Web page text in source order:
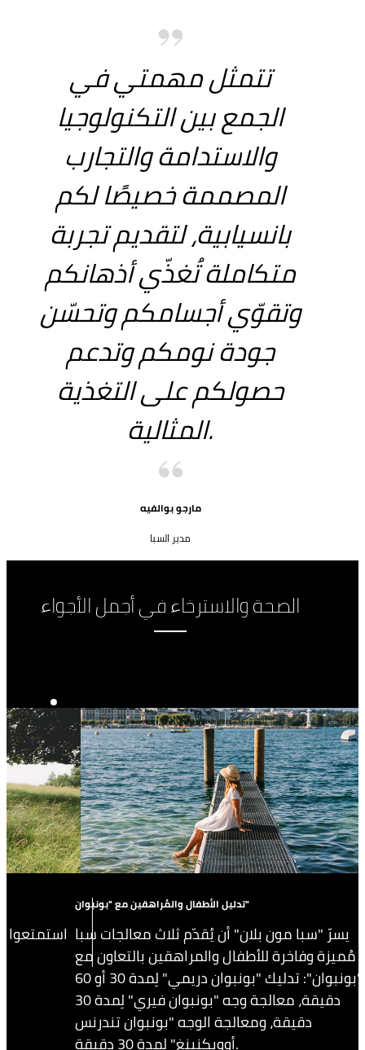
تتمثل مهمتي في
الجمع بين التكنولوجيا
والاستدامة والتجارب
المصممة خصيصًا لكم
بانسيابية، لتقديم تجربة
متكاملة تُغذّي أذهانكم
وتقوّي أجسامكم وتحسّن
جودة نومكم وتدعم
حصولكم على التغذية
المثالية.
مارجو بوالفيه
مدير السبا
الصحة والاسترخاء في أجمل الأجواء
تدليل الأطفال والمُراهقين مع "بونبوان"
يسرّ "سبا مون بلان" أن يُقدّم ثلاث معالجات سبا
مُميزة وفاخرة للأطفال والمراهقين بالتعاون مع
"بونبوان": تدليك "بونبوان دريمي" لِمدة 30 أو 60
دقيقة، معالجة وجه "بونبوان فيري" لِمدة 30
دقيقة، ومعالجة الوجه "بونبوان تندرنس
أوويكنينغ" لِمدة 30 دقيقة.